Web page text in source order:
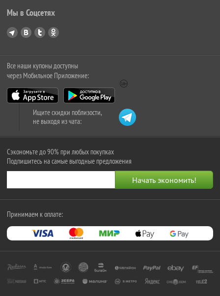
Мы в Соцсетях
Все наши купоны доступны
через Мобильное Приложение:
Ищите скидки поблизости,
не выходя из чата:
Сэкономьте до 90% при любых покупках
Подпишитесь на самые выгодные предложения
Принимаем к оплате: